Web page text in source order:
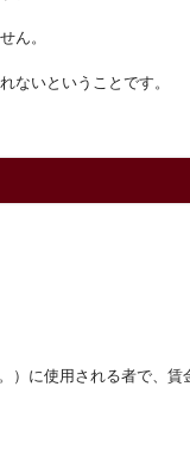
ん。
ないということです。
に使用される者で、賃